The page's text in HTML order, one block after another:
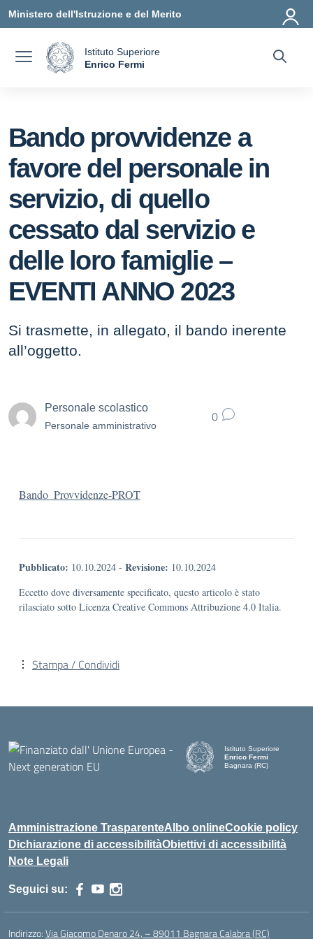
Vai ai contenuti
Vai al menu di navigazione
Vai al footer
Ministero dell'Istruzione e del Merito
Istituto Superiore
Enrico Fermi
Bando provvidenze a
favore del personale in
servizio, di quello
cessato dal servizio e
delle loro famiglie –
EVENTI ANNO 2023
Si trasmette, in allegato, il bando inerente
all’oggetto.
Personale scolastico
Personale amministrativo
0
Bando_Provvidenze-PROT
Pubblicato: 10.10.2024 - Revisione: 10.10.2024
Eccetto dove diversamente specificato, questo articolo è stato
rilasciato sotto Licenza Creative Commons Attribuzione 4.0 Italia.
Stampa / Condividi
Istituto Superiore
Enrico Fermi
Bagnara (RC)
Amministrazione TrasparenteAlbo onlineCookie policy
Dichiarazione di accessibilitàObiettivi di accessibilità
Note Legali
Seguici su:
Indirizzo:Via Giacomo Denaro 24, – 89011 Bagnara Calabra (RC)